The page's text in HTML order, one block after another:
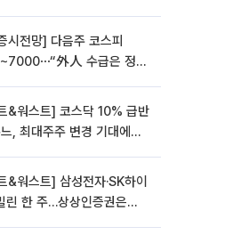
시전망] 다음주 코스피
外人 수급은 정책
&워스트] 코스닥 10% 급반
, 최대주주 변경 기대에
&워스트] 삼성전자·SK하이
린 한 주…상상인증권은